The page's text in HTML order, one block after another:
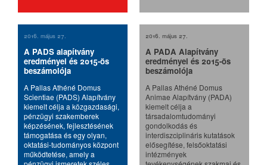
2016. május 27.
A PADS alapítvány
eredményei és 2015-ös
beszámolója
A Pallas Athéné Domus
Scientiae (PADS) Alapítvány
kiemelt célja a közgazdasági,
pénzügyi szakemberek
képzésének, fejlesztésének
támogatása és egy olyan,
oktatási-tudományos központ
működtetése, amely a
2016. május 27.
A PADA Alapítvány
eredményei és 2015-ös
beszámolója
A Pallas Athéné Domus
Animae Alapítvány (PADA)
kiemelt célja a
társadalomtudományi
gondolkodás és
interdiszciplináris kutatások
elősegítése, felsőoktatási
intézmények